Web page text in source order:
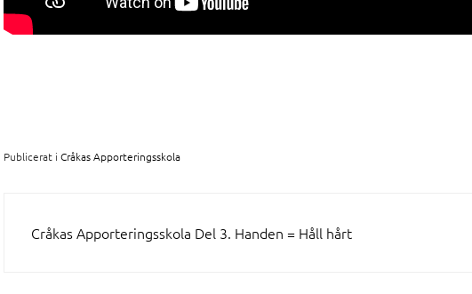
Publicerat i Cråkas Apporteringsskola
INLÄGGSNAVIGERING
Cråkas Apporteringsskola Del 3. Handen = Håll hårt